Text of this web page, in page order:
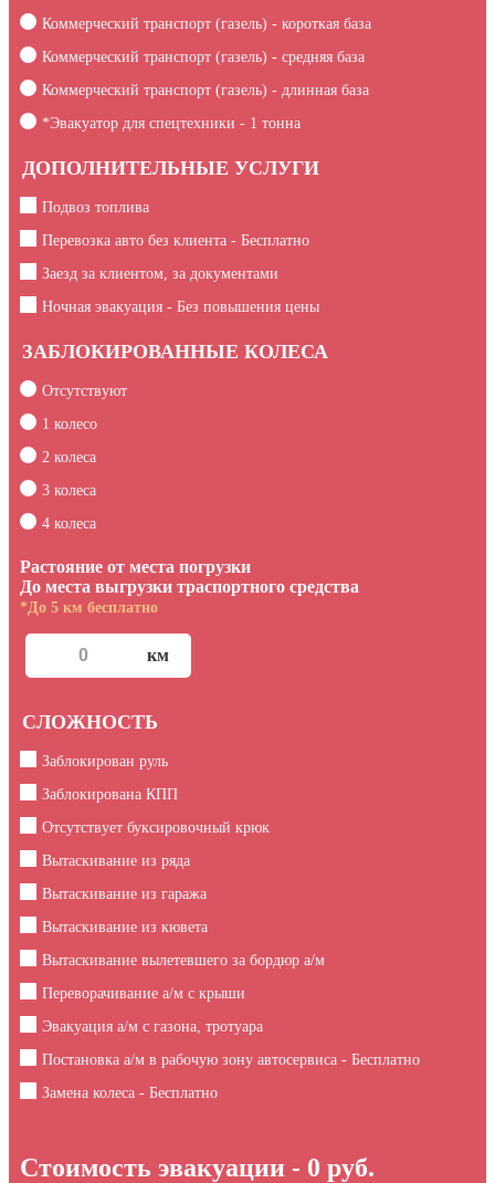
Коммерческий транспорт (газель) - короткая база
Коммерческий транспорт (газель) - средняя база
Коммерческий транспорт (газель) - длинная база
*Эвакуатор для спецтехники - 1 тонна
ДОПОЛНИТЕЛЬНЫЕ УСЛУГИ
Подвоз топлива
Перевозка авто без клиента - Бесплатно
Заезд за клиентом, за документами
Ночная эвакуация - Без повышения цены
ЗАБЛОКИРОВАННЫЕ КОЛЕСА
Отсутствуют
1 колесо
2 колеса
3 колеса
4 колеса
Растояние от места погрузки
До места выгрузки траспортного средства
*До 5 км бесплатно
СЛОЖНОСТЬ
Заблокирован руль
Заблокирована КПП
Отсутствует буксировочный крюк
Вытаскивание из ряда
Вытаскивание из гаража
Вытаскивание из кювета
Вытаскивание вылетевшего за бордюр а/м
Переворачивание а/м с крыши
Эвакуация а/м с газона, тротуара
Постановка а/м в рабочую зону автосервиса - Бесплатно
Замена колеса - Бесплатно
Стоимость эвакуации - 0 руб.